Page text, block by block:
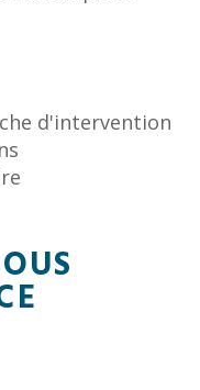
d'intervention